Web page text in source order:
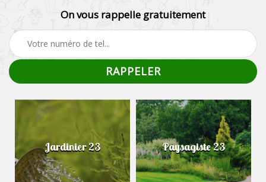
On vous rappelle gratuitement
Jardinier 23 Paysagiste 23